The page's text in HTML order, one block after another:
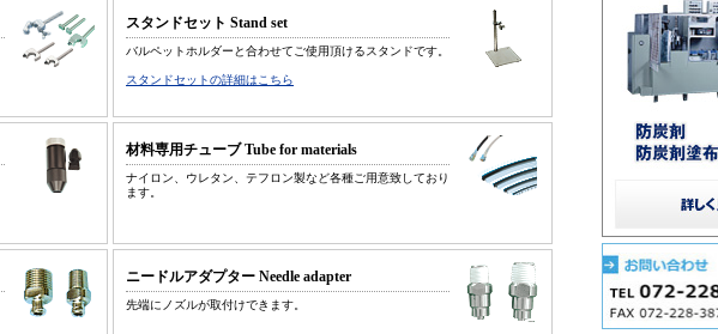
スタンドセット Stand set
バルペットホルダーと合わせてご使用頂けるスタンドです。
スタンドセットの詳細はこちら
材料専用チューブ Tube for materials
ナイロン、ウレタン、テフロン製など各種ご用意致しており
ます。
ニードルアダプター Needle adapter
先端にノズルが取付けできます。